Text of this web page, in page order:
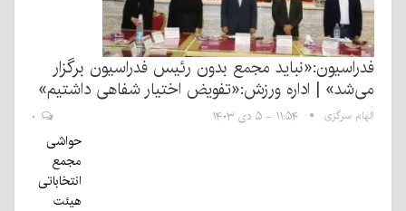
فدراسیون:«نباید مجمع بدون رئیس فدراسیون برگزار
می‌شد» | اداره ورزش:«تفویض اختیار شفاهی داشتیم»
الهام سرگزی ۱۱:۵۴ - ۵ دی ۱۴۰۳
حواشی
مجمع
انتخاباتی
هیئت